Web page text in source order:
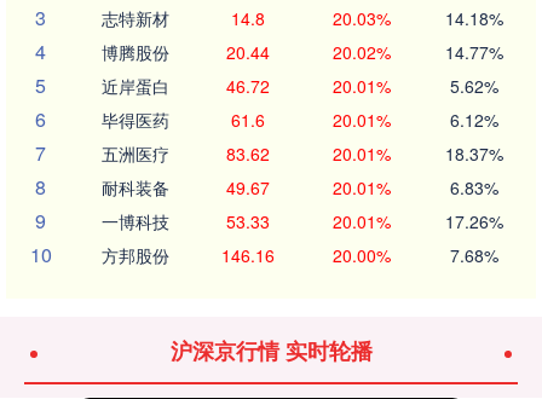
3 志特新材 14.8 20.03% 14.18%
4 博腾股份 20.44 20.02% 14.77%
5 近岸蛋白 46.72 20.01% 5.62%
6 毕得医药 61.6 20.01% 6.12%
7 五洲医疗 83.62 20.01% 18.37%
8 耐科装备 49.67 20.01% 6.83%
9 一博科技 53.33 20.01% 17.26%
10 方邦股份 146.16 20.00% 7.68%
沪深京行情 实时轮播